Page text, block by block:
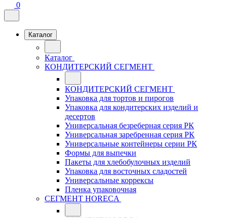
0
Каталог
Каталог
КОНДИТЕРСКИЙ СЕГМЕНТ
КОНДИТЕРСКИЙ СЕГМЕНТ
Упаковка для тортов и пирогов
Упаковка для кондитерских изделий и
десертов
Универсальная безреберная серия РК
Универсальная заребренная серия РК
Универсальные контейнеры серии РК
Формы для выпечки
Пакеты для хлебобулочных изделий
Упаковка для восточных сладостей
Универсальные коррексы
Пленка упаковочная
СЕГМЕНТ HORECA